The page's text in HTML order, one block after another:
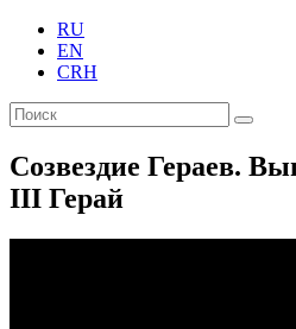
RU
EN
CRH
Созвездие Гераев.
III Герай